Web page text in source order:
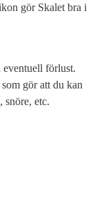
gör Skalet bra i
eventuell förlust.
gör att du kan
snöre, etc.